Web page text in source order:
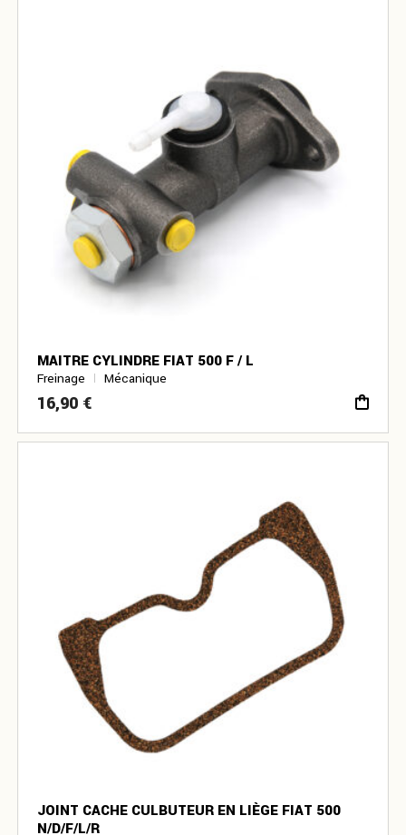
MAITRE CYLINDRE FIAT 500 F / L
Freinage Mécanique
16,90 €
JOINT CACHE CULBUTEUR EN LIÈGE FIAT 500
N/D/F/L/R